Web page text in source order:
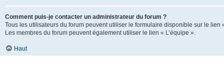
Comment puis-je contacter un administrateur du forum ?
Tous les utilisateurs du forum peuvent utiliser le formulaire disponible sur le
Les membres du forum peuvent également utiliser le lien « L’équipe ».
Haut